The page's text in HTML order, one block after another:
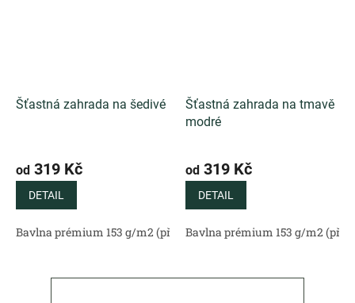
Šťastná zahrada na šedivé
od 319 Kč
DETAIL
Bavlna prémium 153 g/m2 (přírodní) Bavlněný satén 130 g/
Šťastná zahrada na tmavě
modré
od 319 Kč
DETAIL
Bavlna prémium 153 g/m2